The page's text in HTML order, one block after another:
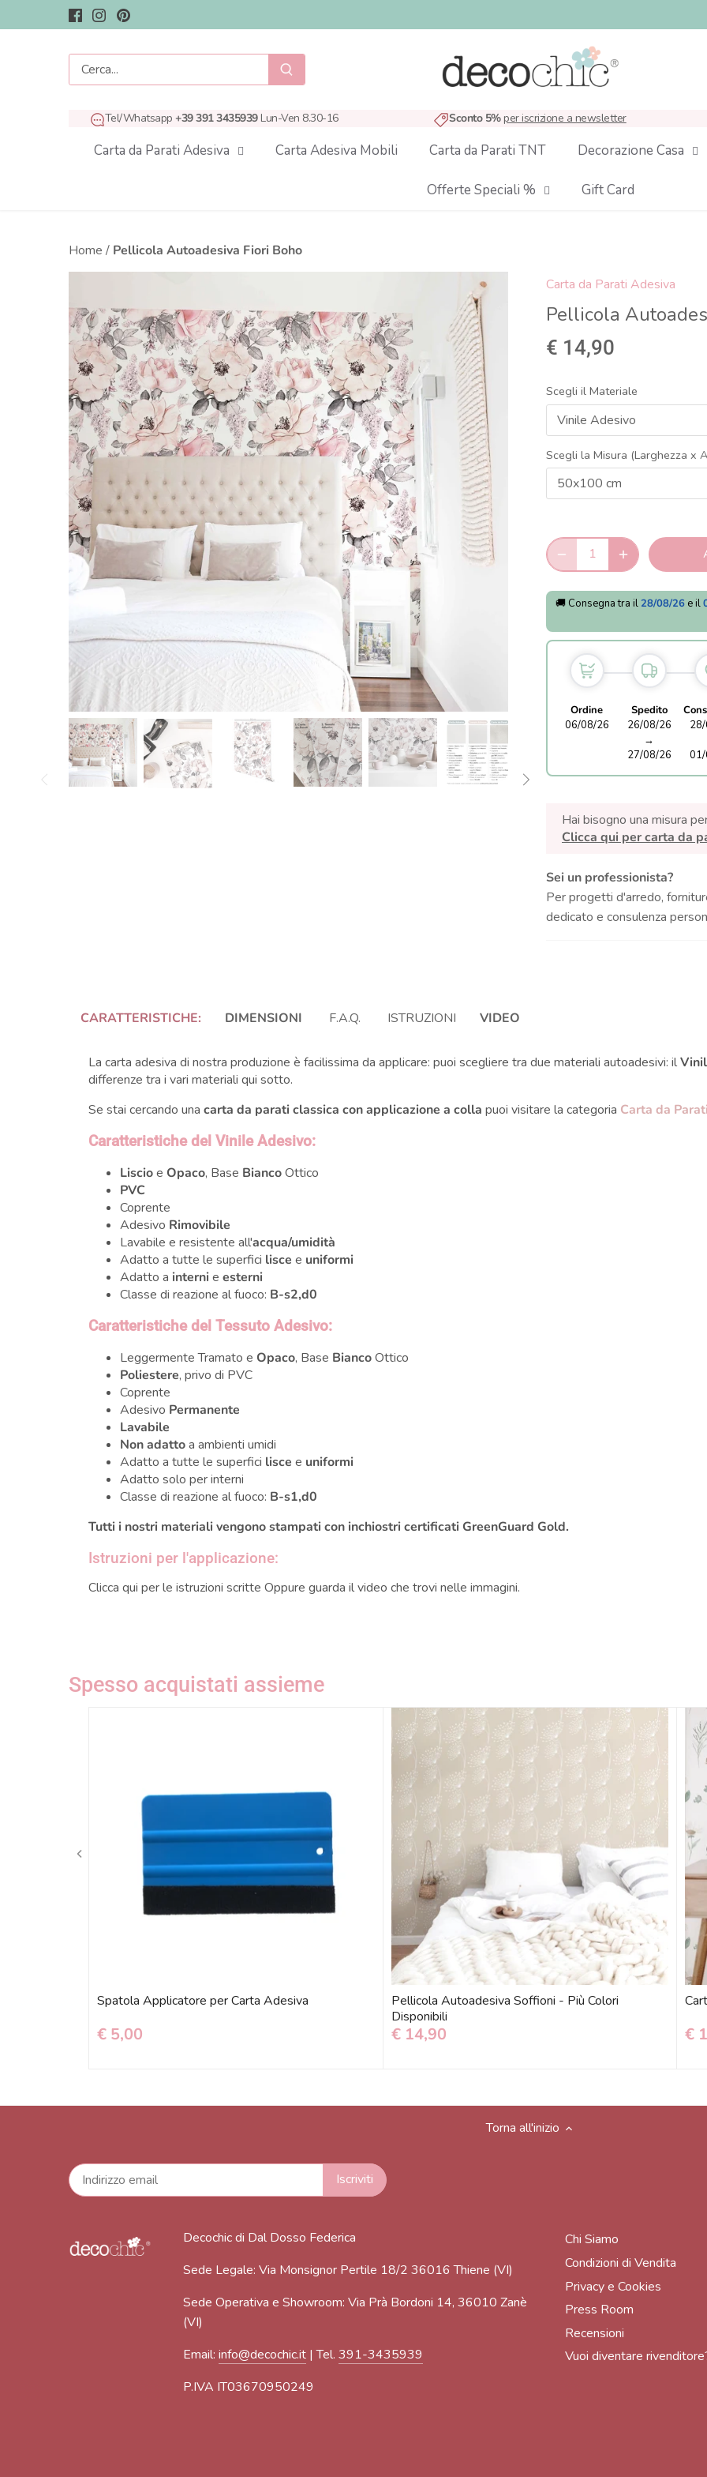
al
Tel/Whatsapp +39 391 3435939Lun-Ven 8.30-16 Sconto 5%per iscrizione a newsletter
Carta da Parati Adesiva Carta Adesiva Mobili Carta da Parati TNT Decorazione Casa
Offerte Speciali % Gift Card
Home / Pellicola Autoadesiva Fiori Boho
Carta da Parati Adesiva
Pellicola
€ 14,90
Scegli il Materiale
Vinile Adesivo
Scegli la Misura (Larghezza x
50x100 cm
🚚 Consegna tra il 28/08/26 e il
Ordine
06/08/26
Spedito
26/08/26
→
27/08/26
Hai bisogno una misura
Clicca qui per carta da
Sei un professionista?
Per progetti d'arredo,
dedicato e consulenza
CARATTERISTICHE: DIMENSIONI F.A.Q. ISTRUZIONI VIDEO
La carta adesiva di nostra produzione è facilissima da applicare: puoi scegliere tra due materiali autoadesivi: il
differenze tra i vari materiali qui sotto.
Se stai cercando unacarta da parati classica con applicazione a colla puoi visitare la categoria Carta da Parati
Caratteristiche del Vinile Adesivo:
Liscioe Opaco, Base BiancoOttico
PVC
Coprente
Adesivo Rimovibile
Lavabile e resistente all'acqua/umidità
Adatto a tutte le superfici lisce e uniformi
Adatto a internie esterni
Classe di reazione al fuoco: B-s2,d0
Caratteristiche del Tessuto Adesivo:
Leggermente Tramato e Opaco, Base BiancoOttico
Poliestere, privo di PVC
Coprente
Adesivo Permanente
Lavabile
Non adattoa ambienti umidi
Adatto a tutte le superfici lisce e uniformi
Adatto solo per interni
Classe di reazione al fuoco: B-s1,d0
Tutti i nostri materiali vengono stampati con inchiostri certificati GreenGuard Gold.
Istruzioni per l'applicazione:
Clicca qui per leistruzioni scritte Oppure guarda ilvideo che trovi nelle immagini.
Spesso acquistati assieme
Spatola Applicatore per Carta Adesiva
€ 5,00
Pellicola Autoadesiva Soffioni - Più Colori
Disponibili
€ 14,90 €
Torna all'inizio
Decochic di Dal Dosso Federica
Sede Legale: Via Monsignor Pertile 18/2 36016 Thiene (VI)
Sede Operativa e Showroom: Via Prà Bordoni 14, 36010 Zanè
(VI)
Email:info@decochic.it | Tel.391-3435939
P.IVA IT03670950249
Chi Siamo
Condizioni di Vendita
Privacy e Cookies
Press Room
Recensioni
Vuoi diventare